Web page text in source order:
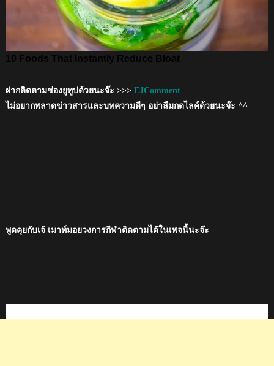
ฝากติดตามช่องยูทูปด้วยนะจ๊ะ >>> EJComment
ไม่อยากพลาดข่าวสารและบทความดีๆ อย่าลืมกดไลค์ด้วยนะจ๊ะ ^^
พูดคุยกับเจ้ เมาท์มอยวงการกีฬาติดตามได้ในเพจนี้นะจ๊ะ